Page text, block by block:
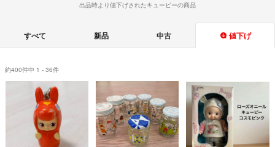
出品時より値下げされたキューピーの商品
すべて 新品 中古 値下げ
約400件中 1 - 36件